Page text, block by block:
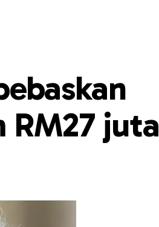
RM27 juta